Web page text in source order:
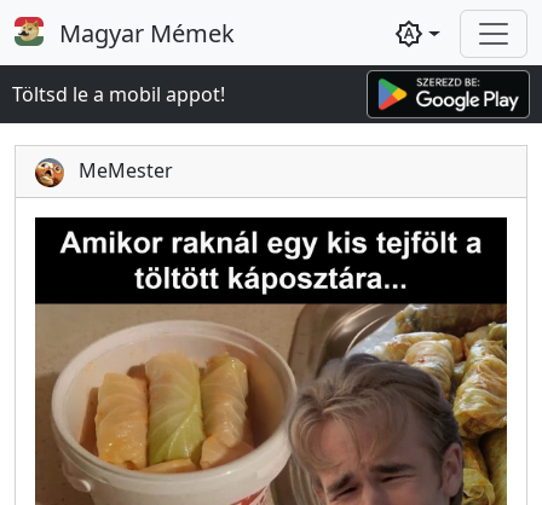
Magyar Mémek brightness_auto
Töltsd le a mobil appot!
MeMester